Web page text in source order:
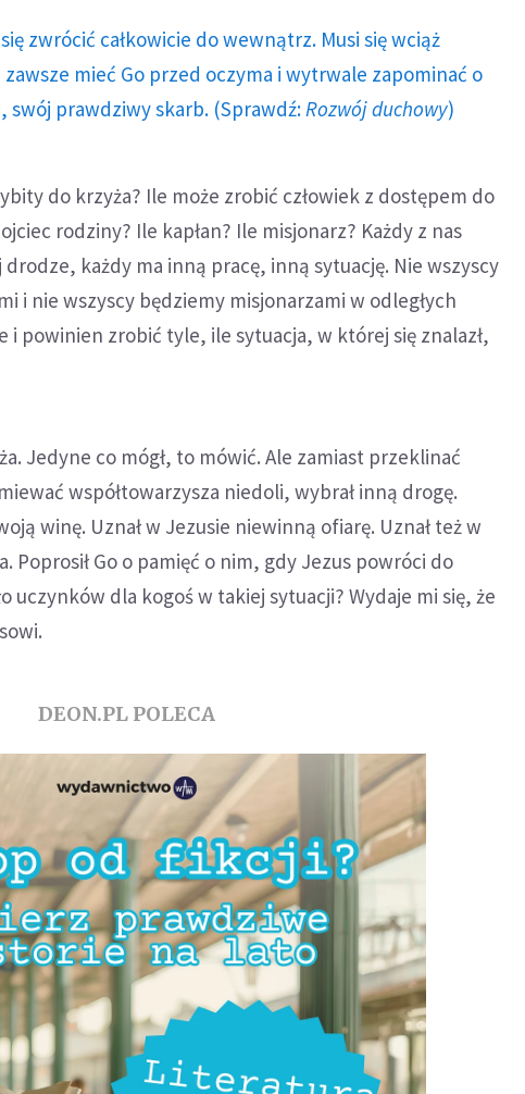
zwrócić całkowicie do wewnątrz. Musi się wciąż
mieć Go przed oczyma i wytrwale zapominać o
swój prawdziwy skarb. (Sprawdź: Rozwój duchowy)
do krzyża? Ile może zrobić człowiek z dostępem do
rodziny? Ile kapłan? Ile misjonarz? Każdy z nas
każdy ma inną pracę, inną sytuację. Nie wszyscy
i nie wszyscy będziemy misjonarzami w odległych
i powinien zrobić tyle, ile sytuacja, w której się znalazł,
Jedyne co mógł, to mówić. Ale zamiast przeklinać
współtowarzysza niedoli, wybrał inną drogę.
winę. Uznał w Jezusie niewinną ofiarę. Uznał też w
Poprosił Go o pamięć o nim, gdy Jezus powróci do
uczynków dla kogoś w takiej sytuacji? Wydaje mi się, że
DEON.PL POLECA